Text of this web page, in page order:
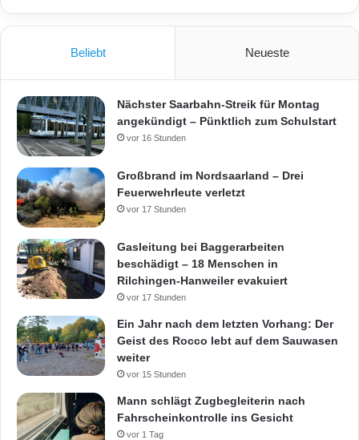
Beliebt Neueste
Nächster Saarbahn-Streik für Montag
angekündigt – Pünktlich zum Schulstart
vor 16 Stunden
Großbrand im Nordsaarland – Drei
Feuerwehrleute verletzt
vor 17 Stunden
Gasleitung bei Baggerarbeiten
beschädigt – 18 Menschen in
Rilchingen-Hanweiler evakuiert
vor 17 Stunden
Ein Jahr nach dem letzten Vorhang: Der
Geist des Rocco lebt auf dem Sauwasen
weiter
vor 15 Stunden
Mann schlägt Zugbegleiterin nach
Fahrscheinkontrolle ins Gesicht
vor 1 Tag